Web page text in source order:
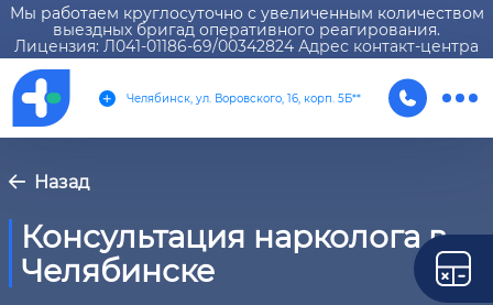
Мы работаем круглосуточно с увеличенным количеством
выездных бригад оперативного реагирования.
Лицензия: Л041-01186-69/00342824 Адрес контакт-центра
Челябинск, ул. Воровского, 16, корп. 5Б**
Назад
Консультация нарколога в
Челябинске